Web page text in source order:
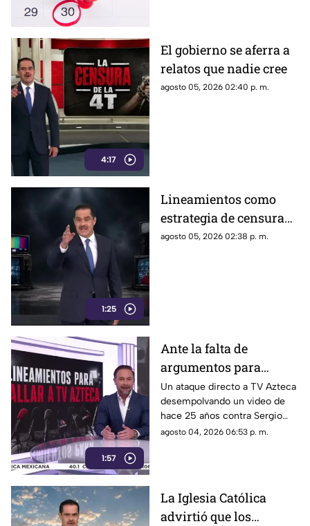
4:17
El gobierno se aferra a
relatos que nadie cree
agosto 05, 2026 02:40 p. m.
1:25
Lineamientos como
estrategia de censura
contra los ciudadanos
agosto 05, 2026 02:38 p. m.
1:57
Ante la falta de
argumentos para
justificar lineamientos
diseñados para
censurar, el Gobierno
recurrió a la
Un ataque directo a TV Azteca
desempolvando un video de
hace 25 años contra Sergio
Sarmiento. No es una disputa
agosto 04, 2026 06:53 p. m.
La Iglesia Católica
advirtió que los